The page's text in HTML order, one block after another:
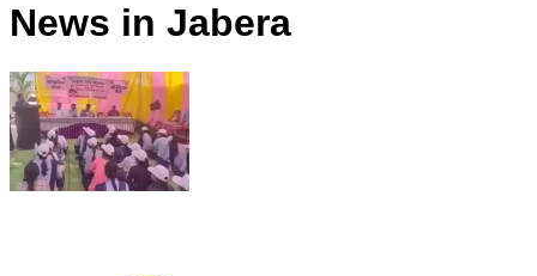
News in Jabera